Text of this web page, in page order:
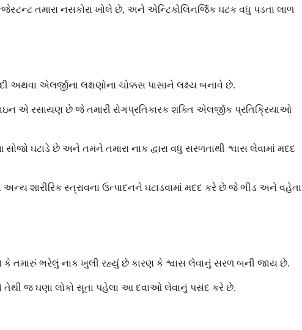
તમારા નસકોરા ખોલે છે, અને એન્ટિકોલિનર્જિક ઘટક વધુ પડતા લાળ
એલર્જીના લક્ષણોના ચોક્કસ પાસાને લક્ષ્ય બનાવે છે.
એ રસાયણ છે જે તમારી રોગપ્રતિકારક શક્તિ એલર્જીક પ્રતિક્રિયાઓ
ઘટાડે છે અને તમને તમારા નાક દ્વારા વધુ સરળતાથી શ્વાસ લેવામાં મદદ
શારીરિક સ્ત્રાવના ઉત્પાદનને ઘટાડવામાં મદદ કરે છે જે ભીડ અને વહેતા
તમારું ભરેલું નાક ખુલી રહ્યું છે કારણ કે શ્વાસ લેવાનું સરળ બની જાય છે.
જ ઘણા લોકો સૂતા પહેલા આ દવાઓ લેવાનું પસંદ કરે છે.